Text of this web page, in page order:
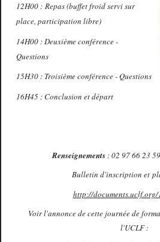
12H00 : Repas (buffet froid servi sur
place, participation libre)
14H00 : Deuxième conférence -
Questions
15H30 : Troisième conférence - Questions
16H45 : Conclusion et départ
Renseignements: 02 97 66 23
Bulletin d'inscription et
http://
Voir l'annonce de cette journée de
l'UCLF :